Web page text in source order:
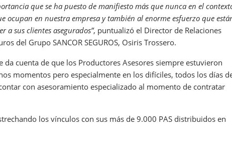
que se ha puesto de manifiesto más que nunca en el
ocupan en nuestra empresa y también al enorme esfuerzo que
a sus clientes asegurados”, puntualizó el Director de Relaciones
del Grupo SANCOR SEGUROS, Osiris Trossero.
da cuenta de que los Productores Asesores siempre estuvieron
momentos pero especialmente en los difíciles, todos los días
con asesoramiento especializado al momento de contratar
los vínculos con sus más de 9.000 PAS distribuidos en